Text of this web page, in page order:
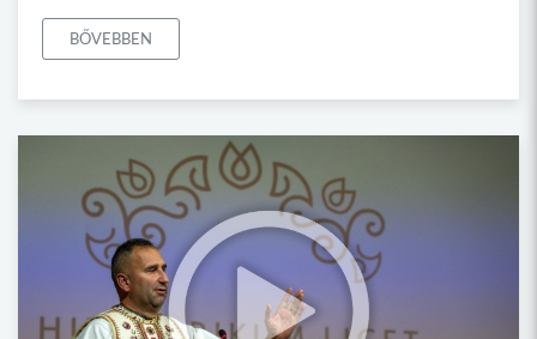
BŐVEBBEN